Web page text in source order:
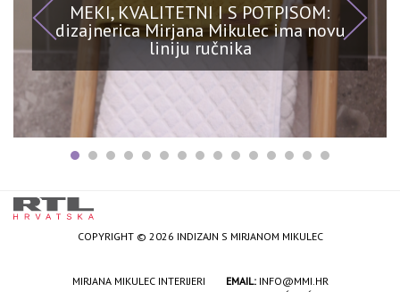
MEKI, KVALITETNI I S POTPISOM:
dizajnerica Mirjana Mikulec ima novu
liniju ručnika
COPYRIGHT © 2026 INDIZAJN S MIRJANOM MIKULEC
MIRJANA MIKULEC INTERIJERI EMAIL: INFO@MMI.HR